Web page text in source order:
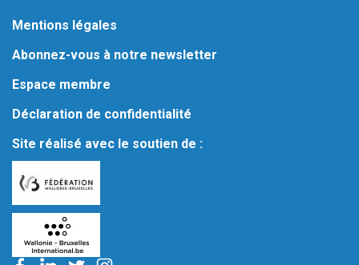
Mentions légales
Abonnez-vous à notre newsletter
Espace membre
Déclaration de confidentialité
Site réalisé avec le soutien de :